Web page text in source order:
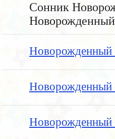
Сонник
Новорожденный